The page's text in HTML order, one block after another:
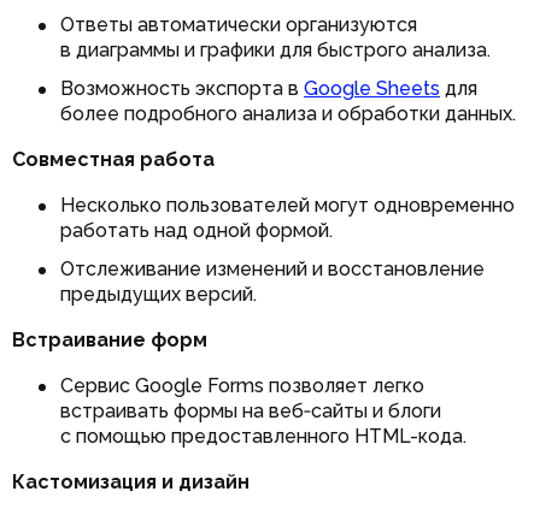
Ответы автоматически организуются
в диаграммы и графики для быстрого анализа.
Возможность экспорта в Google Sheets для
более подробного анализа и обработки данных.
Совместная работа
Несколько пользователей могут одновременно
работать над одной формой.
Отслеживание изменений и восстановление
предыдущих версий.
Встраивание форм
Сервис Google Forms позволяет легко
встраивать формы на веб‑сайты и блоги
с помощью предоставленного HTML-кода.
Кастомизация и дизайн